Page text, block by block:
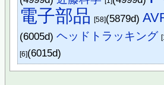
電子部品 [58](5879d)
(6005d)ヘッドトラッキング
[6](6015d)